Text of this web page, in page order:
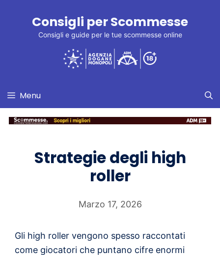
contenuto
Consigli per Scommesse
Consigli e guide per le tue scommesse online
Menu
Strategie degli high
roller
Marzo 17, 2026
Gli high roller vengono spesso raccontati
come giocatori che puntano cifre enormi